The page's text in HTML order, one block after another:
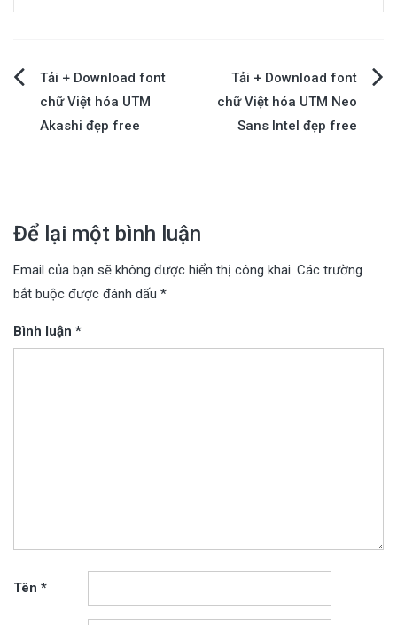
Điều
hướng
Tải + Download font
chữ Việt hóa UTM
Akashi đẹp free
Tải + Download font
chữ Việt hóa UTM Neo
Sans Intel đẹp free
Để lại một bình luận
Email của bạn sẽ không được hiển thị công khai. Các trường
bắt buộc được đánh dấu *
Bình luận *
Tên *